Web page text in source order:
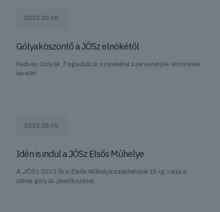
2023.09.06.
Gólyaköszöntő a JÖSz elnökétől
Kedves Gólyák, Fogadjátok szeretettel szervezetünk elnökének
levelét!
2023.09.05.
Idén is indul a JÖSz Elsős Műhelye
A JÖSz 2023 őszi Elsős Műhelye szeptember 18-ig várja a
lelkes gólyák jelentkezését.